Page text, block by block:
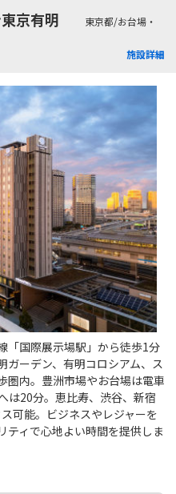
京有明
東京都/お台場・
施設詳細
「国際展示場駅」から徒歩1分
ガーデン、有明コロシアム、ス
圏内。豊洲市場やお台場は電車
は20分。恵比寿、渋谷、新宿
可能。ビジネスやレジャーを
ティで心地よい時間を提供しま